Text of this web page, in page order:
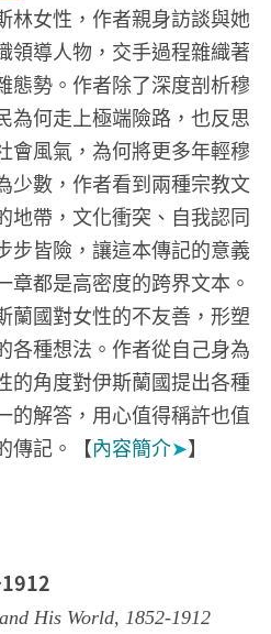
林女性，作者親身訪談與她
領導人物，交手過程雜織著
態勢。作者除了深度剖析穆
為何走上極端險路，也反思
會風氣，為何將更多年輕穆
少數，作者看到兩種宗教文
地帶，文化衝突、自我認同
步皆險，讓這本傳記的意義
章都是高密度的跨界文本。
蘭國對女性的不友善，形塑
各種想法。作者從自己身為
的角度對伊斯蘭國提出各種
的解答，用心值得稱許也值
傳記。【內容簡介➤】
His World, 1852-1912